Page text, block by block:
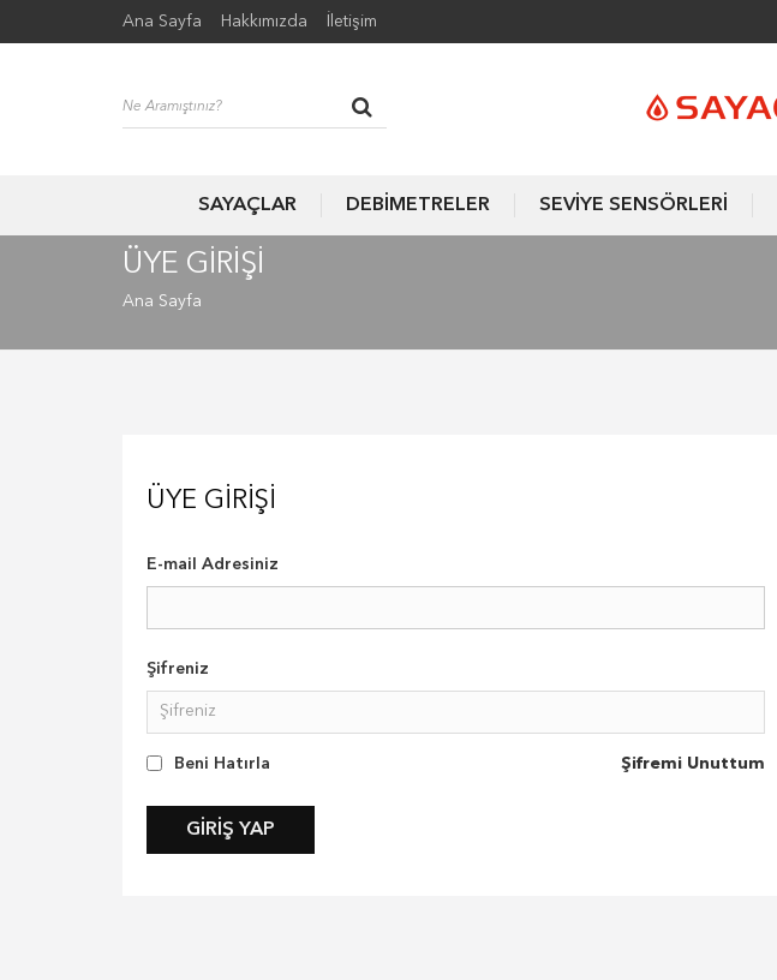
Ana Sayfa Hakkımızda İletişim
SAYAÇLAR DEBİMETRELER SEVİYE SENSÖRLERİ
ÜYE GIRIŞI
Ana Sayfa
ÜYE GIRIŞI
E-mail Adresiniz
Şifreniz
Beni Hatırla Şifremi Unuttum
GIRIŞ YAP